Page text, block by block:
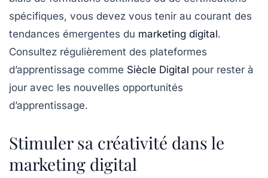
spécifiques, vous devez vous tenir au courant des
tendances émergentes du marketing digital.
Consultez régulièrement des plateformes
d’apprentissage comme Siècle Digital pour rester à
jour avec les nouvelles opportunités
d’apprentissage.
Stimuler sa créativité dans le
marketing digital